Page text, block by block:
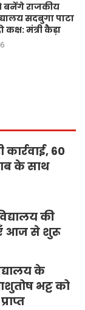
बनेंगे राजकीय
सदबुगा पाटा
मंत्री कैड़ा
60
के साथ
की
आज से शुरू
के
भट्ट को